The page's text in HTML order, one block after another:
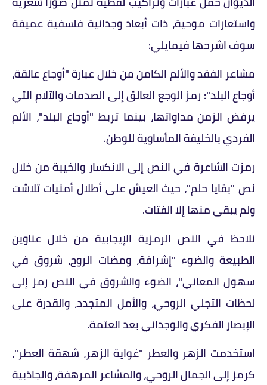
واستعارات موحية، ذات أبعاد وجدانية فلسفية عميقة
سوف اشرحها فيمايلي:
مشاعر الفقد والألم الكامن من خلال عبارة "أوجاع عالقة،
أوجاع البلد": رمز الوجع العالق إلى الصدمات والآلام التي
يرفض الزمن مداواتها، بينما تربط "أوجاع البلد"، الألم
الفردي بالخليفة المأساوية للوطن.
رمزت الشاعرة في النص إلى الانكسار والخيبة من خلال
نص "بقايا حلم"، حيث العيش على أطلال أمنيات تلاشت
ولم يبقى منها إلا الفتات.
نلاحظ في النص الرمزية الإيجابية من خلال عناوين
الطبيعة والضوء "إشراقة، ومضات الروح، شروق في
سهول المعاني"، الضوء والشروق في النص رمز إلى
لحظات التجلي الروحي، والأمل المتجدد، والقدرة على
الإبصار الفكري والوجداني بعد العتمة.
استخدمت الزهر والعطر "غواية الزهر، شهقة العطر"،
كرمز إلى الجمال الروحي، والمشاعر المرهفة، والجاذبية